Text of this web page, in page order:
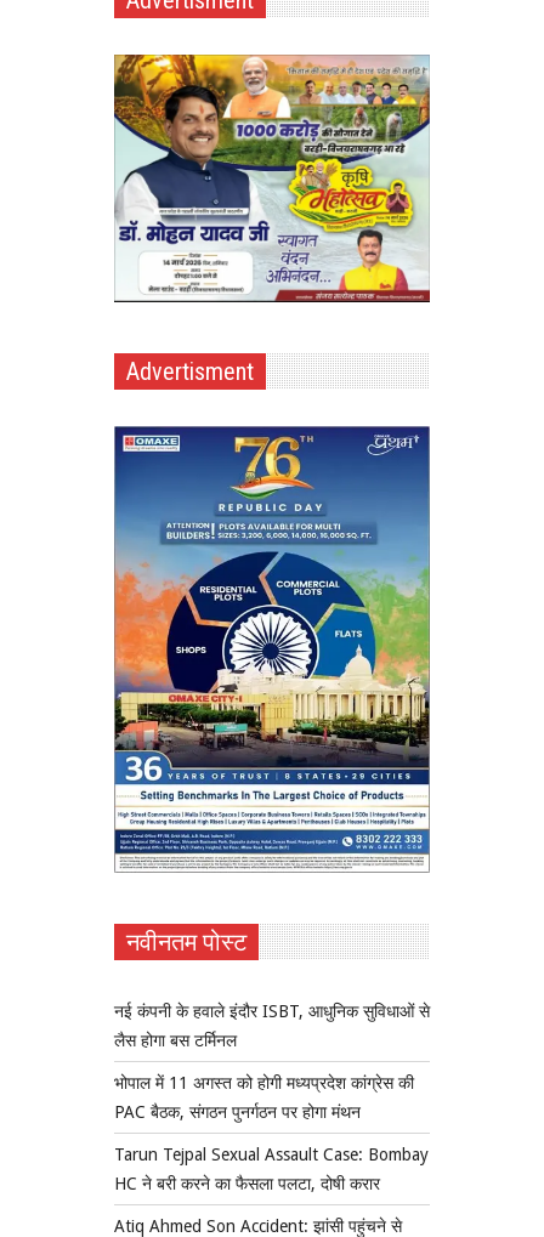
Advertisment
नवीनतम पोस्ट
नई कंपनी के हवाले इंदौर ISBT, आधुनिक सुविधाओं से
लैस होगा बस टर्मिनल
भोपाल में 11 अगस्त को होगी मध्यप्रदेश कांग्रेस की
PAC बैठक, संगठन पुनर्गठन पर होगा मंथन
Tarun Tejpal Sexual Assault Case: Bombay
HC ने बरी करने का फैसला पलटा, दोषी करार
Atiq Ahmed Son Accident: झांसी पहुंचने से